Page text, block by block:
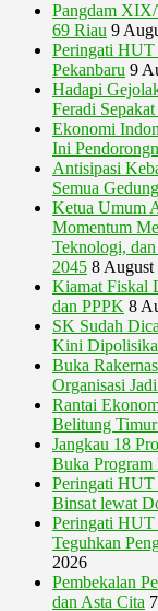
Pangdam
69 Riau 9
Peringati
Pekanbaru 9
Hadapi
Feradi
Ekonomi
Ini
Antisipasi
Semua
Ketua Umum
Momentum
Teknologi,
2045 8 August
Kiamat Fiskal
dan PPPK 8
SK Sudah
Kini
Buka
Organisasi
Rantai
Belitung
Jangkau 18
Buka Program
Peringati HUT
Binsat lewat
Peringati
Teguhkan
2026
Pembekalan
dan Asta Cita